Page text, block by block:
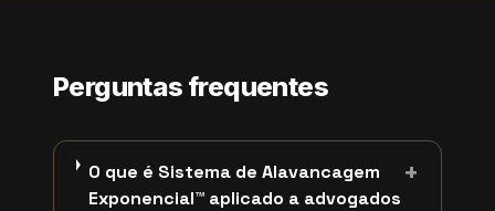
Perguntas frequentes
O que é Sistema de Alavancagem
Exponencial™ aplicado a advogados
+